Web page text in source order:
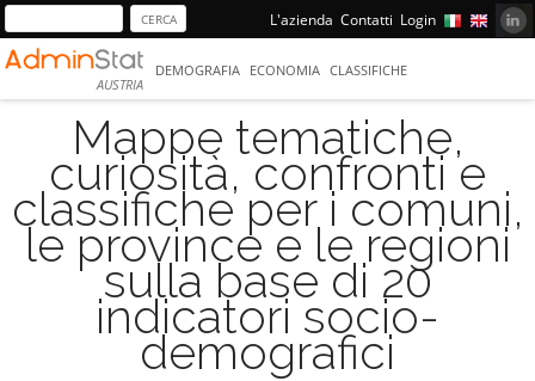
L'azienda Contatti Login
AUSTRIA
DEMOGRAFIA ECONOMIA CLASSIFICHE
Mappe tematiche,
curiosità, confronti e
classifiche per i comuni,
le province e le regioni
sulla base di 20
indicatori socio-
demografici